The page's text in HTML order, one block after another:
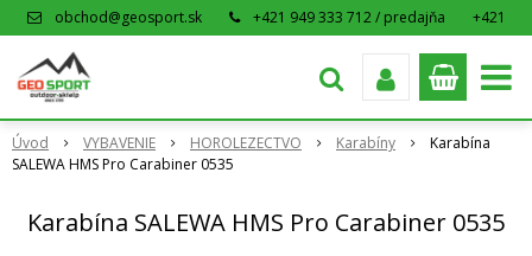
obchod@geosport.sk +421 949 333 712 / predajňa
+421
Úvod VYBAVENIE HOROLEZECTVO Karabíny
Karabína
SALEWA HMS Pro Carabiner 0535
Karabína SALEWA HMS Pro Carabiner 0535